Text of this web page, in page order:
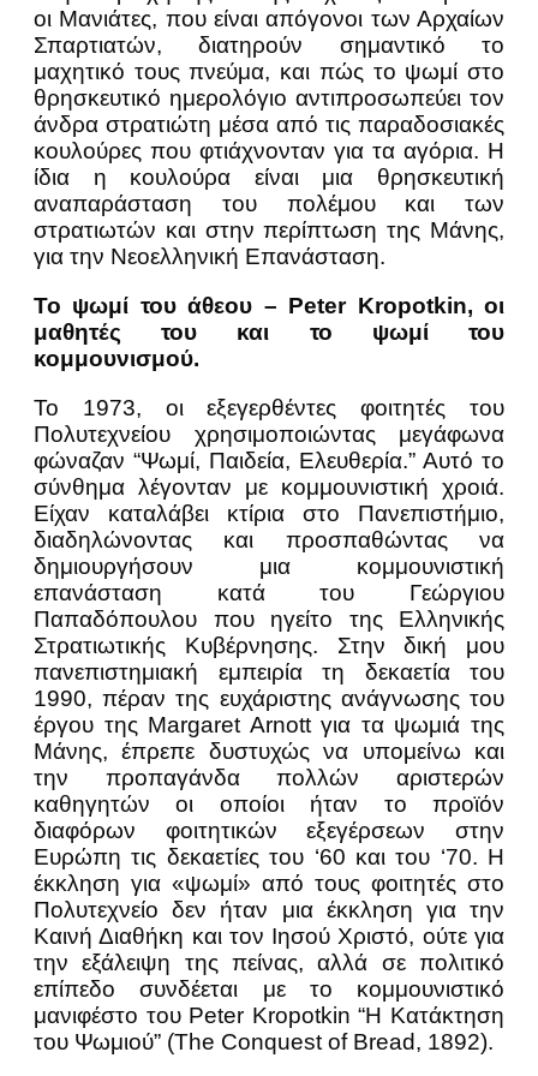
οι Μανιάτες, που είναι απόγονοι των Αρχαίων
Σπαρτιατών, διατηρούν σημαντικό το
μαχητικό τους πνεύμα, και πώς το ψωμί στο
θρησκευτικό ημερολόγιο αντιπροσωπεύει τον
άνδρα στρατιώτη μέσα από τις παραδοσιακές
κουλούρες που φτιάχνονταν για τα αγόρια. Η
ίδια η κουλούρα είναι μια θρησκευτική
αναπαράσταση του πολέμου και των
στρατιωτών και στην περίπτωση της Μάνης,
για την Νεοελληνική Επανάσταση.
Το ψωμί του άθεου – Peter Kropotkin, οι
μαθητές του και το ψωμί του
κομμουνισμού.
Το 1973, οι εξεγερθέντες φοιτητές του
Πολυτεχνείου χρησιμοποιώντας μεγάφωνα
φώναζαν “Ψωμί, Παιδεία, Ελευθερία.” Αυτό το
σύνθημα λέγονταν με κομμουνιστική χροιά.
Είχαν καταλάβει κτίρια στο Πανεπιστήμιο,
διαδηλώνοντας και προσπαθώντας να
δημιουργήσουν μια κομμουνιστική
επανάσταση κατά του Γεώργιου
Παπαδόπουλου που ηγείτο της Ελληνικής
Στρατιωτικής Κυβέρνησης. Στην δική μου
πανεπιστημιακή εμπειρία τη δεκαετία του
1990, πέραν της ευχάριστης ανάγνωσης του
έργου της Margaret Arnott για τα ψωμιά της
Μάνης, έπρεπε δυστυχώς να υπομείνω και
την προπαγάνδα πολλών αριστερών
καθηγητών οι οποίοι ήταν το προϊόν
διαφόρων φοιτητικών εξεγέρσεων στην
Ευρώπη τις δεκαετίες του ‘60 και του ‘70. Η
έκκληση για «ψωμί» από τους φοιτητές στο
Πολυτεχνείο δεν ήταν μια έκκληση για την
Καινή Διαθήκη και τον Ιησού Χριστό, ούτε για
την εξάλειψη της πείνας, αλλά σε πολιτικό
επίπεδο συνδέεται με το κομμουνιστικό
μανιφέστο του Peter Kropotkin “Η Κατάκτηση
του Ψωμιού” (The Conquest of Bread, 1892).